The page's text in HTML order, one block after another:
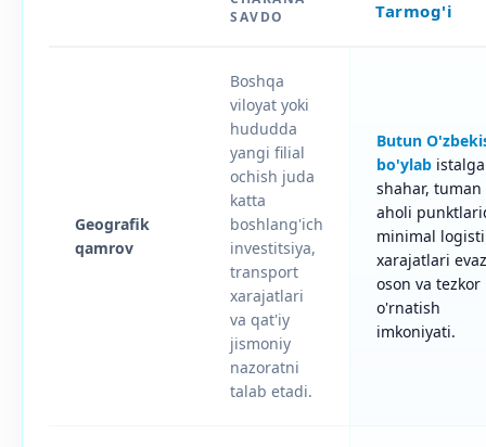
SAVDO
Tarmog'i
Geografik
qamrov
Boshqa
viloyat yoki
hududda
yangi filial
ochish juda
katta
boshlang'ich
investitsiya,
transport
xarajatlari
va qat'iy
jismoniy
nazoratni
talab etadi.
Butun
bo'ylab
shahar, tuman
aholi
minimal
xarajatlari
oson va tezkor
o'rnatish
imkoniyati.